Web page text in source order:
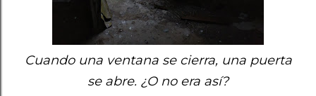
Cuando una ventana se cierra, una puerta
se abre. ¿O no era así?